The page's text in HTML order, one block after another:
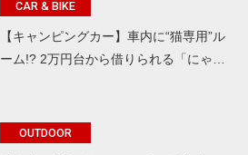
CAR & BIKE
【キャンピングカー】車内に“猫専用”ル
ーム!? 2万円台から借りられる「にゃ…
OUTDOOR